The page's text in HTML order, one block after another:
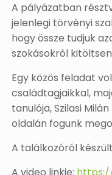
A pályázatban
jelenlegi törvényi
hogy össze tudjuk
szokásokról
Egy közös feladat
családtagjaikkal,
tanulója, Szilasi
oldalán fogunk
A találkozóról